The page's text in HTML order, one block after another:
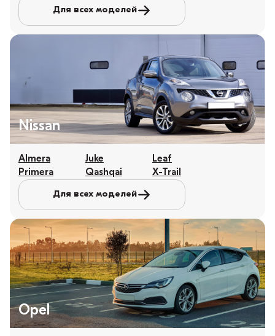
Для всех моделей
Nissan
Almera Juke
Leaf
Primera
Qashqai X-Trail
Для всех моделей
Opel